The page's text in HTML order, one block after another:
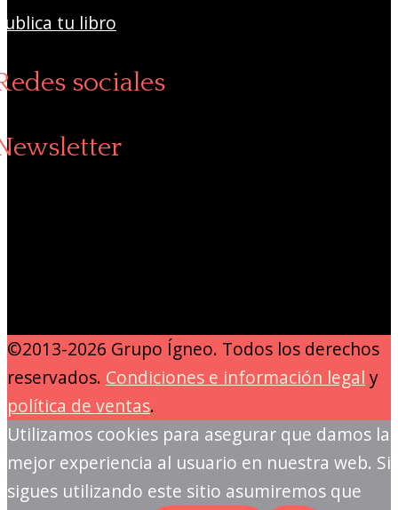
tu libro
sociales
©2013-2026 Grupo Ígneo. Todos los derechos
reservados. Condiciones e información legal y
política de ventas.
Utilizamos cookies para asegurar que damos la
mejor experiencia al usuario en nuestra web. Si
sigues utilizando este sitio asumiremos que